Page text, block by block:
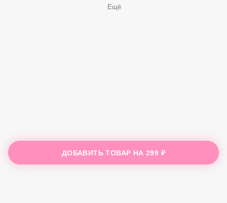
ДОБАВИТЬ ТОВАР НА299 ₽
Ещё